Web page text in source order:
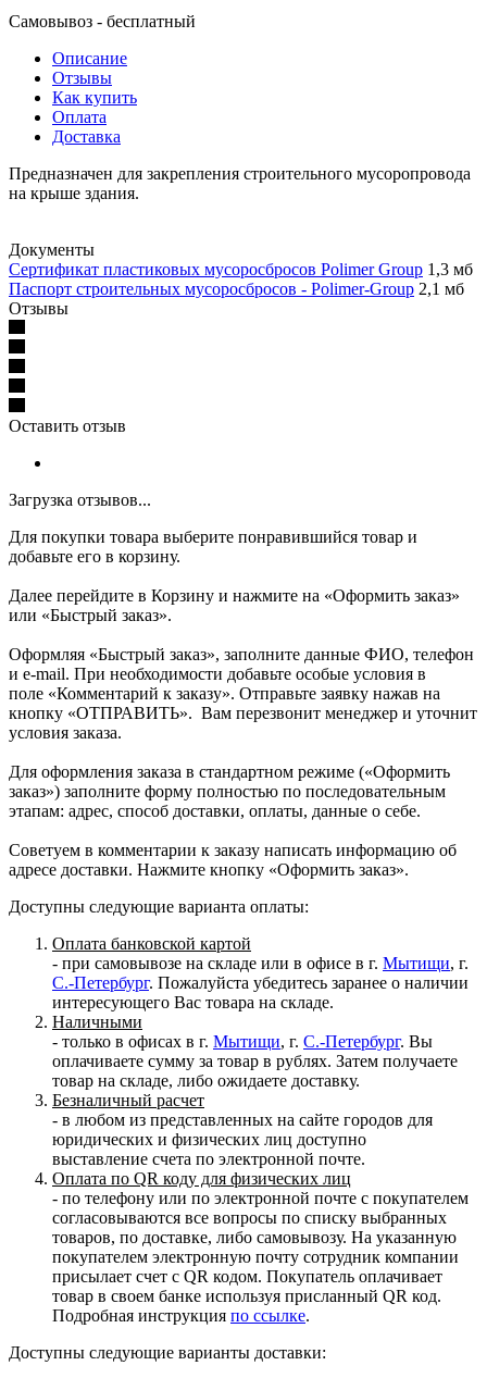
Самовывоз - бесплатный
Описание
Отзывы
Как купить
Оплата
Доставка
Предназначен для закрепления строительного мусоропровода
на крыше здания.
Документы
Сертификат пластиковых мусоросбросов Polimer Group 1,3 мб
Паспорт строительных мусоросбросов - Polimer-Group 2,1 мб
Отзывы
Оставить отзыв
Загрузка отзывов...
Для покупки товара выберите понравившийся товар и
добавьте его в корзину.
Далее перейдите в Корзину и нажмите на «Оформить заказ»
или «Быстрый заказ».
Оформляя «Быстрый заказ», заполните данные ФИО, телефон
и e-mail. При необходимости добавьте особые условия в
поле «Комментарий к заказу». Отправьте заявку нажав на
кнопку «ОТПРАВИТЬ». Вам перезвонит менеджер и уточнит
условия заказа.
Для оформления заказа в стандартном режиме («Оформить
заказ») заполните форму полностью по последовательным
этапам: адрес, способ доставки, оплаты, данные о себе.
Советуем в комментарии к заказу написать информацию об
адресе доставки. Нажмите кнопку «Оформить заказ».
Доступны следующие варианта оплаты:
Оплата банковской картой
- при самовывозе на складе или в офисе в г. Мытищи, г.
С.-Петербург. Пожалуйста убедитесь заранее о наличии
интересующего Вас товара на складе.
Наличными
- только в офисах в г. Мытищи, г. С.-Петербург. Вы
оплачиваете сумму за товар в рублях. Затем получаете
товар на складе, либо ожидаете доставку.
Безналичный расчет
- в любом из представленных на сайте городов для
юридических и физических лиц доступно
выставление счета по электронной почте.
Оплата по QR коду для физических лиц
- по телефону или по электронной почте с покупателем
согласовываются все вопросы по списку выбранных
товаров, по доставке, либо самовывозу. На указанную
покупателем электронную почту сотрудник компании
присылает счет с QR кодом. Покупатель оплачивает
товар в своем банке используя присланный QR код.
Подробная инструкция по ссылке.
Доступны следующие варианты доставки: